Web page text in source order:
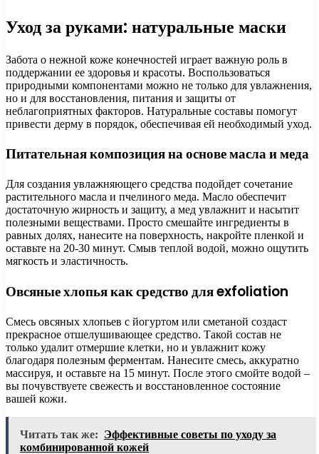
Уход за руками: натуральные маски
Забота о нежной коже конечностей играет важную роль в
поддержании ее здоровья и красоты. Воспользоваться
природными компонентами можно не только для увлажнения,
но и для восстановления, питания и защиты от
неблагоприятных факторов. Натуральные составы помогут
привести дерму в порядок, обеспечивая ей необходимый уход.
Питательная композиция на основе масла и меда
Для создания увлажняющего средства подойдет сочетание
растительного масла и пчелиного меда. Масло обеспечит
достаточную жирность и защиту, а мед увлажнит и насытит
полезными веществами. Просто смешайте ингредиенты в
равных долях, нанесите на поверхность, накройте пленкой и
оставьте на 20-30 минут. Смыв теплой водой, можно ощутить
мягкость и эластичность.
Овсяные хлопья как средство для exfoliation
Смесь овсяных хлопьев с йогуртом или сметаной создаст
прекрасное отшелушивающее средство. Такой состав не
только удалит отмершие клетки, но и увлажнит кожу
благодаря полезным ферментам. Нанесите смесь, аккуратно
массируя, и оставьте на 15 минут. После этого смойте водой –
вы почувствуете свежесть и восстановленное состояние
вашей кожи.
Читать так же: Эффективные советы по уходу за
комбинированной кожей